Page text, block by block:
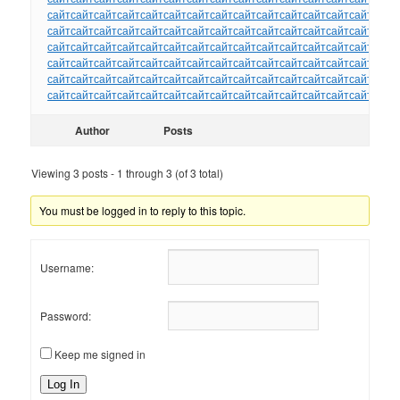
сайтсайтсайтсайтсайтсайтсайтсайтсайтсайтсайтсайтсайтсайт
сайтсайтсайтсайтсайтсайтсайтсайтсайтсайтсайтсайтсайтсайт
сайтсайтсайтсайтсайтсайтсайтсайтсайтсайтсайтсайтсайтсайт
сайтсайтсайтсайтсайтсайтсайтсайтсайтсайтсайтсайтсайтсайт
сайтсайтсайтсайтсайтсайтсайтсайтсайтсайтсайтсайтсайтсайт
сайтсайтсайтсайтсайтсайтсайтсайтсайтсайтсайтсайтсайтсайт
Author Posts
Viewing 3 posts - 1 through 3 (of 3 total)
You must be logged in to reply to this topic.
Username:
Password:
Keep me signed in
Log In